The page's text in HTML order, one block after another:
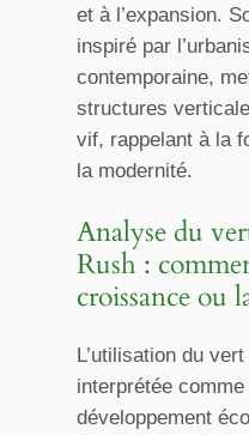
et à l’expansion.
inspiré par
contemporaine,
structures
vif, rappelant à la
la modernité.
Analyse du
Rush :
croissance ou
L’utilisation du
interprétée
développement